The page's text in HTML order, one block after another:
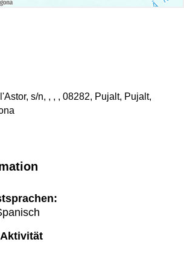
s/n, , , , 08282, Pujalt, Pujalt,